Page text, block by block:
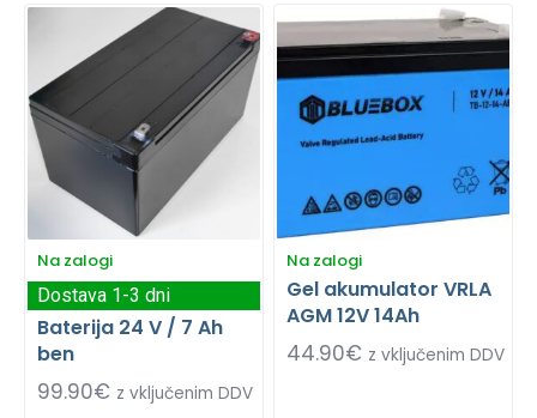
Na zalogi
Baterija 24 V / 7 Ah
ben
99.90€ z vključenim DDV
Dostava 1-3 dni
Na zalogi
Gel akumulator VRLA
AGM 12V 14Ah
44.90€ z vključenim DDV